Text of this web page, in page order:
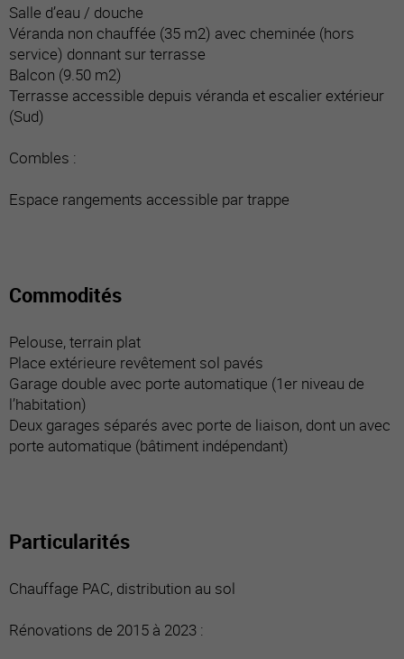
Salle d’eau / douche
Véranda non chauffée (35 m2) avec cheminée (hors
service) donnant sur terrasse
Balcon (9.50 m2)
Terrasse accessible depuis véranda et escalier extérieur
(Sud)
Combles :
Espace rangements accessible par trappe
Commodités
Pelouse, terrain plat
Place extérieure revêtement sol pavés
Garage double avec porte automatique (1er niveau de
l’habitation)
Deux garages séparés avec porte de liaison, dont un avec
porte automatique (bâtiment indépendant)
Particularités
Chauffage PAC, distribution au sol
Rénovations de 2015 à 2023 :